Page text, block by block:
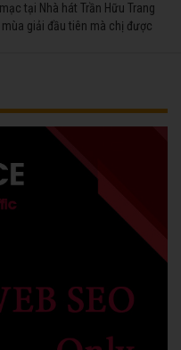
tại Nhà hát Trần Hữu Trang
mùa giải đầu tiên mà chị được